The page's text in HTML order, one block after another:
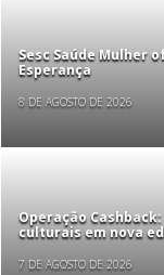
Sesc Saúde Mulher
Esperança
8 DE AGOSTO DE 2026
Operação
culturais em nova
7 DE AGOSTO DE 2026